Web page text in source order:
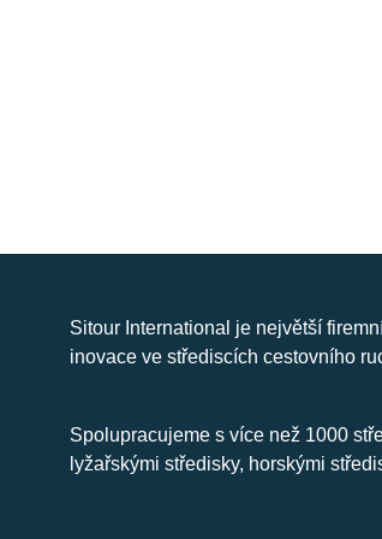
Sitour International je největší
inovace ve střediscích cestovního
Spolupracujeme s více než 1000
lyžařskými středisky, horskými